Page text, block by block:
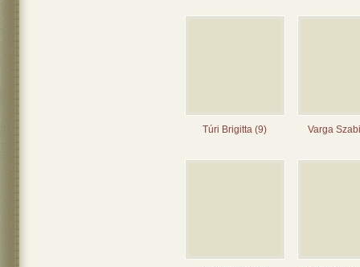
Túri Brigitta (9) Varga